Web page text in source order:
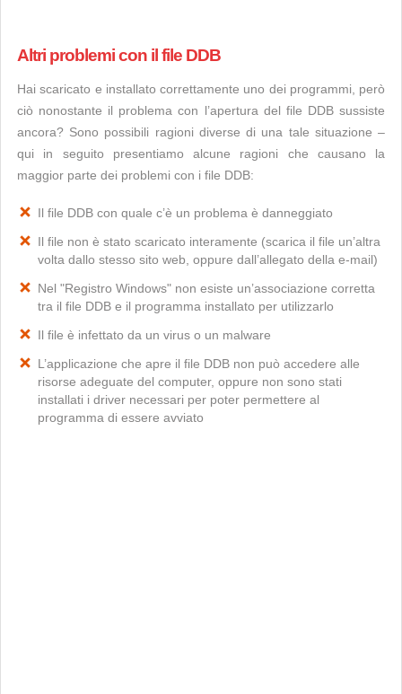
Altri problemi con il file DDB
Hai scaricato e installato correttamente uno dei programmi, però
ciò nonostante il problema con l’apertura del file DDB sussiste
ancora? Sono possibili ragioni diverse di una tale situazione –
qui in seguito presentiamo alcune ragioni che causano la
maggior parte dei problemi con i file DDB:
Il file DDB con quale c’è un problema è danneggiato
Il file non è stato scaricato interamente (scarica il file un’altra
volta dallo stesso sito web, oppure dall’allegato della e-mail)
Nel "Registro Windows" non esiste un’associazione corretta
tra il file DDB e il programma installato per utilizzarlo
Il file è infettato da un virus o un malware
L’applicazione che apre il file DDB non può accedere alle
risorse adeguate del computer, oppure non sono stati
installati i driver necessari per poter permettere al
programma di essere avviato